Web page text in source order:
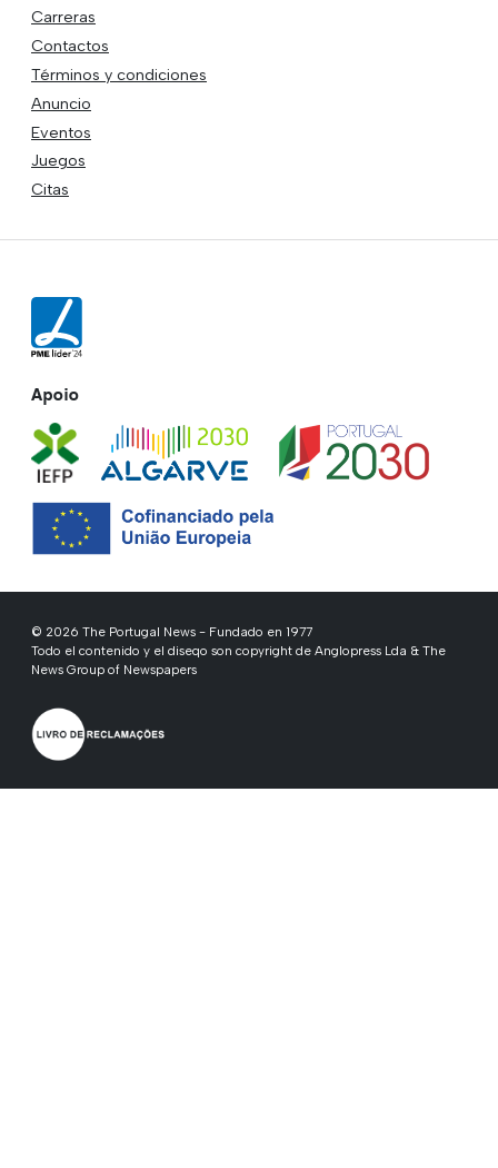
Carreras
Contactos
Términos y condiciones
Anuncio
Eventos
Juegos
Citas
Apoio
© 2026 The Portugal News - Fundado en 1977
Todo el contenido y el diseqo son copyright de Anglopress Lda & The
News Group of Newspapers